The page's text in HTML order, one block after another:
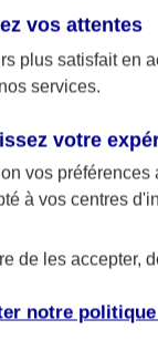
Fermer le menu
vos attentes
plus satisfait en
services.
votre
vos préférences
à vos centres
de les accepter,
notre politique